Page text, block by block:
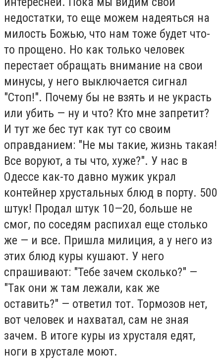
недостатки, то еще можем надеяться на
милость Божью, что нам тоже будет что-
то прощено. Но как только человек
перестает обращать внимание на свои
минусы, у него выключается сигнал
"Стоп!". Почему бы не взять и не украсть
или убить — ну и что? Кто мне запретит?
И тут же бес тут как тут со своим
оправданием: "Не мы такие, жизнь такая!
Все воруют, а ты что, хуже?". У нас в
Одессе как-то давно мужик украл
контейнер хрустальных блюд в порту. 500
штук! Продал штук 10—20, больше не
смог, по соседям распихал еще столько
же — и все. Пришла милиция, а у него из
этих блюд куры кушают. У него
спрашивают: "Тебе зачем сколько?" —
"Так они ж там лежали, как же
оставить?" — ответил тот. Тормозов нет,
вот человек и нахватал, сам не зная
зачем. В итоге куры из хрусталя едят,
ноги в хрустале моют.